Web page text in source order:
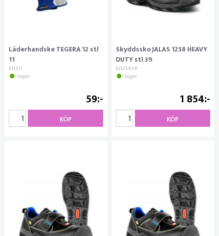
Läderhandske TEGERA 12 stl
11
EJ1211
I lager
59
KÖP
Skyddssko JALAS 1258 HEAVY
DUTY stl 39
EJ125839
I lager
1 854
KÖP